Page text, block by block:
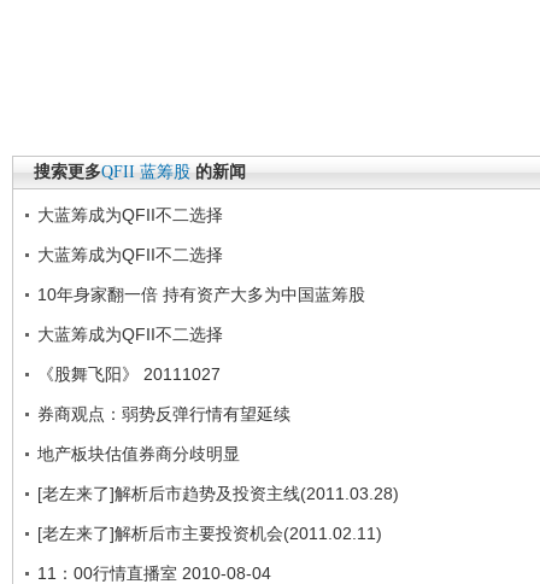
搜索更多QFII 蓝筹股 的新闻
大蓝筹成为QFII不二选择
大蓝筹成为QFII不二选择
10年身家翻一倍 持有资产大多为中国蓝筹股
大蓝筹成为QFII不二选择
《股舞飞阳》 20111027
券商观点：弱势反弹行情有望延续
地产板块估值券商分歧明显
[老左来了]解析后市趋势及投资主线(2011.03.28)
[老左来了]解析后市主要投资机会(2011.02.11)
11：00行情直播室 2010-08-04